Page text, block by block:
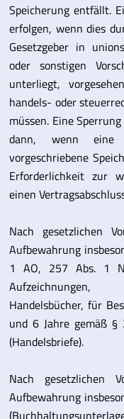
Speicherung entfällt.
erfolgen, wenn dies
Gesetzgeber in
oder sonstigen
unterliegt,
handels- oder
müssen. Eine
dann, wenn eine
vorgeschriebene
Erforderlichkeit zur
einen
Nach gesetzlichen
Aufbewahrung
1 AO, 257 Abs. 1
Aufzeichnungen,
Handelsbücher, für
und 6 Jahre gemäß
(Handelsbriefe).
Nach gesetzlichen
Aufbewahrung